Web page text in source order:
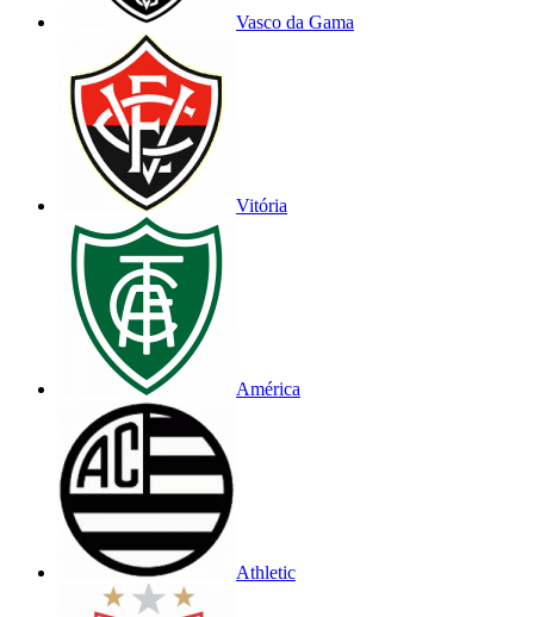
Vasco da Gama
Vitória
América
Athletic